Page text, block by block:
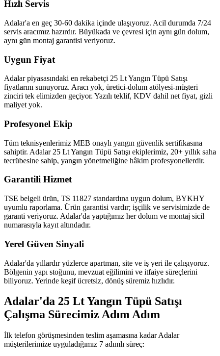
Hızlı Servis
Adalar'a en geç 30-60 dakika içinde ulaşıyoruz. Acil durumda 7/24
servis aracımız hazırdır. Büyükada ve çevresi için aynı gün dolum,
aynı gün montaj garantisi veriyoruz.
Uygun Fiyat
Adalar piyasasındaki en rekabetçi 25 Lt Yangın Tüpü Satışı
fiyatlarını sunuyoruz. Aracı yok, üretici-dolum atölyesi-müşteri
zinciri tek elimizden geçiyor. Yazılı teklif, KDV dahil net fiyat, gizli
maliyet yok.
Profesyonel Ekip
Tüm teknisyenlerimiz MEB onaylı yangın güvenlik sertifikasına
sahiptir. Adalar 25 Lt Yangın Tüpü Satışı ekiplerimiz, 20+ yıllık saha
tecrübesine sahip, yangın yönetmeliğine hâkim profesyonellerdir.
Garantili Hizmet
TSE belgeli ürün, TS 11827 standardına uygun dolum, BYKHY
uyumlu raporlama. Ürün garantisi vardır; işçilik ve servisimizde de
garanti veriyoruz. Adalar'da yaptığımız her dolum ve montaj sicil
numarasıyla kayıt altındadır.
Yerel Güven Sinyali
Adalar'da yıllardır yüzlerce apartman, site ve iş yeri ile çalışıyoruz.
Bölgenin yapı stoğunu, mevzuat eğilimini ve itfaiye süreçlerini
biliyoruz. Yerinde keşif ücretsiz, dönüş süremiz hızlıdır.
Adalar'da 25 Lt Yangın Tüpü Satışı
Çalışma Sürecimiz Adım Adım
İlk telefon görüşmesinden teslim aşamasına kadar Adalar
müşterilerimize uyguladığımız 7 adımlı süreç: